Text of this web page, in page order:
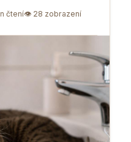
čtení👁 28 zobrazení